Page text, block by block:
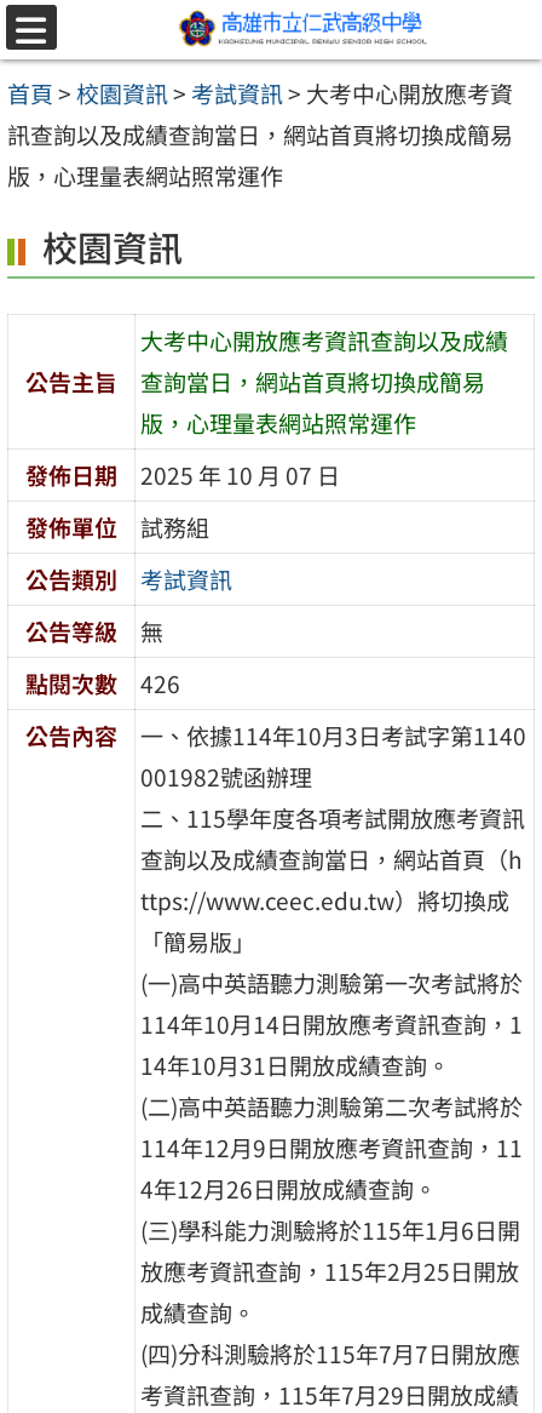
跳至主要內容區
選
單
首頁>校園資訊> 考試資訊> 大考中心開放應考資
訊查詢以及成績查詢當日，網站首頁將切換成簡易
版，心理量表網站照常運作
校園資訊
公告主旨
大考中心開放應考資訊查詢以及成績
查詢當日，網站首頁將切換成簡易
版，心理量表網站照常運作
發佈日期
2025 年 10 月 07 日
發佈單位
試務組
公告類別
考試資訊
公告等級
無
點閱次數
426
公告內容
一、依據114年10月3日考試字第1140
001982號函辦理
二、115學年度各項考試開放應考資訊
查詢以及成績查詢當日，網站首頁（h
ttps://www.ceec.edu.tw）將切換成
「簡易版」
(一)高中英語聽力測驗第一次考試將於
114年10月14日開放應考資訊查詢，1
14年10月31日開放成績查詢。
(二)高中英語聽力測驗第二次考試將於
114年12月9日開放應考資訊查詢，11
4年12月26日開放成績查詢。
(三)學科能力測驗將於115年1月6日開
放應考資訊查詢，115年2月25日開放
成績查詢。
(四)分科測驗將於115年7月7日開放應
考資訊查詢，115年7月29日開放成績